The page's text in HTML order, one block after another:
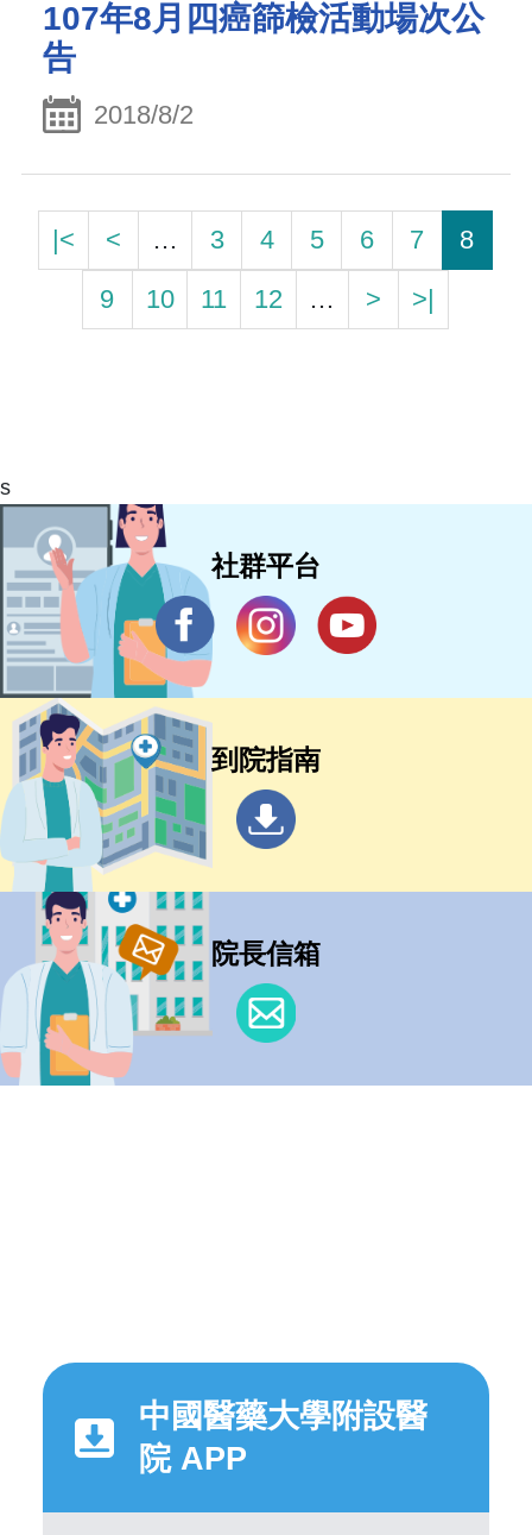
107年8月四癌篩檢活動場次公
告
2018/8/2
|< < … 3 4 5 6 7
8
9
10 11 12 … > >|
s
社群平台
到院指南
院長信箱
中國醫藥大學附設醫
院 APP